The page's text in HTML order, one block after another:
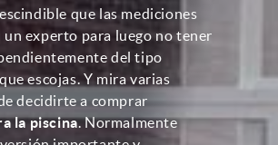
que las mediciones
un experto para luego no tener
del tipo
que escojas. Y mira varias
decidirte a comprar
la piscina. Normalmente